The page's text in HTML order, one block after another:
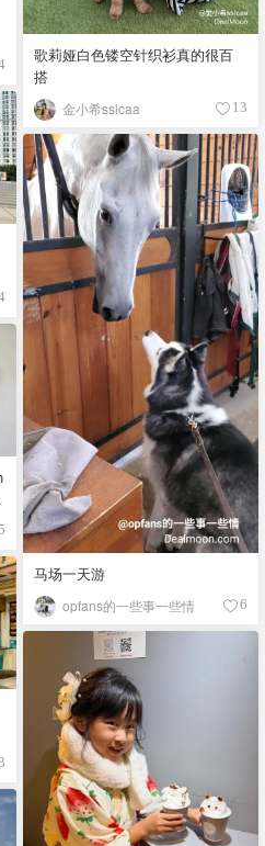
歌莉娅白色镂空针织衫真的很百
搭
金小希ssicaa 13
马场一天游
opfans的一些事一些情 6